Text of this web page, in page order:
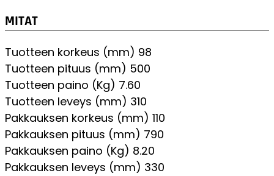
MITAT
Tuotteen korkeus (mm) 98
Tuotteen pituus (mm) 500
Tuotteen paino (Kg) 7.60
Tuotteen leveys (mm) 310
Pakkauksen korkeus (mm) 110
Pakkauksen pituus (mm) 790
Pakkauksen paino (Kg) 8.20
Pakkauksen leveys (mm) 330